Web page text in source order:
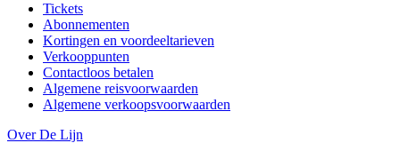
Tickets
Abonnementen
Kortingen en voordeeltarieven
Verkooppunten
Contactloos betalen
Algemene reisvoorwaarden
Algemene verkoopsvoorwaarden
Over De Lijn